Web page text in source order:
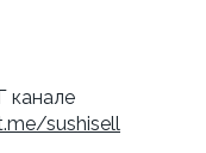
канале
sushisell